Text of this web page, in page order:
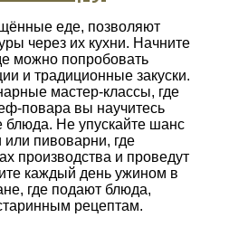
еде, позволяют
через их кухни. Начните
можно попробовать
и традиционные закуски.
мастер‑классы, где
вы научитесь
блюда. Не упускайте шанс
или пивоварни, где
производства и проведут
каждый день ужином в
где подают блюда,
рецептам.